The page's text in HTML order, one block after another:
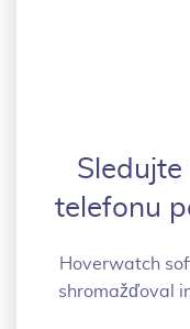
telefonu
Hoverwatch
shromažďoval